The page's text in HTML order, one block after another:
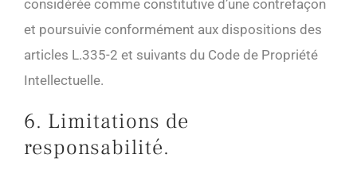
considérée comme constitutive d’une contrefaçon
et poursuivie conformément aux dispositions des
articles L.335-2 et suivants du Code de Propriété
Intellectuelle.
6. Limitations de
responsabilité.